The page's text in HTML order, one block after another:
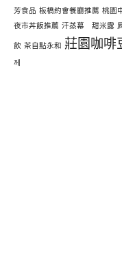
芳食品 板橋約會餐廳推薦 桃園
夜市丼飯推薦 汗蒸幕 甜米露
飲 茶自點永和 莊園咖啡
께